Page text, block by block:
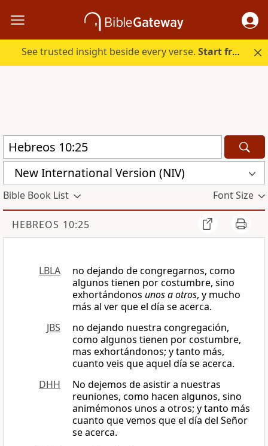
See trusted insight beside every verse.Start free.
New International Version (NIV)
Bible Book List Font Size
HEBREOS 10:25
LBLA
no dejando de congregarnos, como
algunos tienen por costumbre, sino
exhortándonos unos a otros, y mucho
más al ver que el día se acerca.
JBS
no dejando nuestra congregación,
como algunos tienen por costumbre,
mas exhortándonos; y tanto más,
cuanto veis que aquel día se acerca.
DHH
No dejemos de asistir a nuestras
reuniones, como hacen algunos, sino
animémonos unos a otros; y tanto más
cuanto que vemos que el día del Señor
se acerca.